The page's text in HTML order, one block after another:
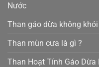
Nước
Than gáo dừa không khói
Than mùn cưa là gì ?
Than Hoạt Tính Gáo Dừa